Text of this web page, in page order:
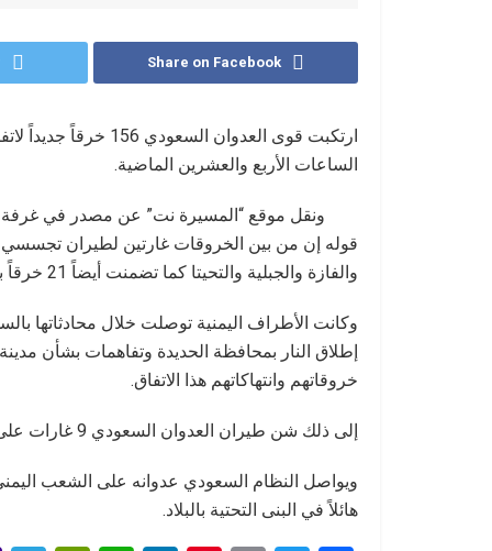
Share on Facebook
ارتكبت قوى العدوان
الساعات الأربع والعشرين الماضية.
ونقل موقع “المسيرة نت” عن مصدر في غرفة
والفازة والجبلية والتحيتا كما تضمنت أيضاً 21 خرقاً بقصف مدفعي و122 خرقاً بالأعيرة النارية المختلفة.
إطلاق النار بمحافظة الحديدة وتفاهمات بشأن
خروقاتهم وانتهاكاتهم هذا الاتفاق.
إلى ذلك شن طيران العدوان السعودي 9 غارات على محافظات مآرب والجوف وحجة وصعدة.
هائلاً في البنى التحتية بالبلاد.